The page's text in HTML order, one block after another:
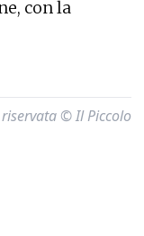
con la
© Il Piccolo